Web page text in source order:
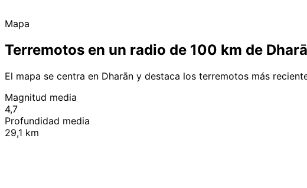
Mapa
Terremotos en un radio de 100 km de
El mapa se centra en Dharān y destaca los terremotos más
Magnitud media
4,7
Profundidad media
29,1 km